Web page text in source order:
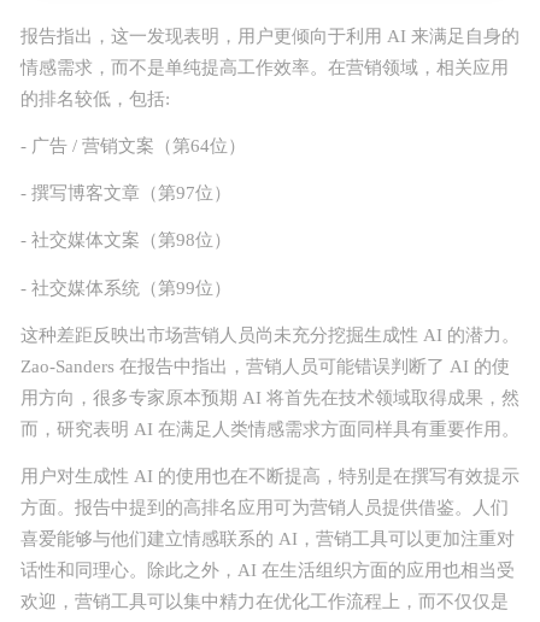
报告指出，这一发现表明，用户更倾向于利用 AI 来满足自身的
情感需求，而不是单纯提高工作效率。在营销领域，相关应用
的排名较低，包括:
- 广告 / 营销文案（第64位）
- 撰写博客文章（第97位）
- 社交媒体文案（第98位）
- 社交媒体系统（第99位）
这种差距反映出市场营销人员尚未充分挖掘生成性 AI 的潜力。
Zao-Sanders 在报告中指出，营销人员可能错误判断了 AI 的使
用方向，很多专家原本预期 AI 将首先在技术领域取得成果，然
而，研究表明 AI 在满足人类情感需求方面同样具有重要作用。
用户对生成性 AI 的使用也在不断提高，特别是在撰写有效提示
方面。报告中提到的高排名应用可为营销人员提供借鉴。人们
喜爱能够与他们建立情感联系的 AI，营销工具可以更加注重对
话性和同理心。除此之外，AI 在生活组织方面的应用也相当受
欢迎，营销工具可以集中精力在优化工作流程上，而不仅仅是